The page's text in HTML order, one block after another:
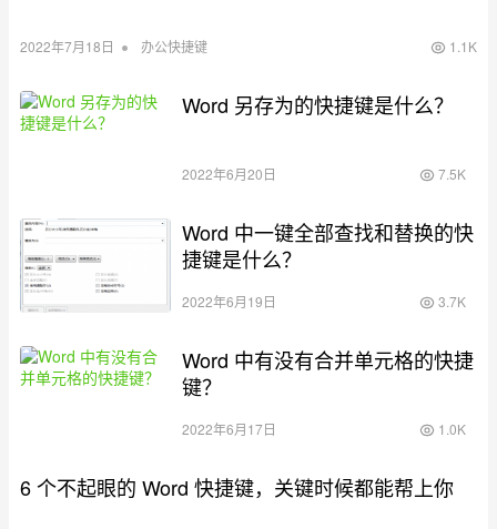
2022年7月18日 • 办公快捷键 1.1K
Word 另存为的快捷键是什么？
2022年6月20日 7.5K
Word 中一键全部查找和替换的快
捷键是什么？
2022年6月19日 3.7K
Word 中有没有合并单元格的快捷
键？
2022年6月17日 1.0K
6 个不起眼的 Word 快捷键，关键时候都能帮上你